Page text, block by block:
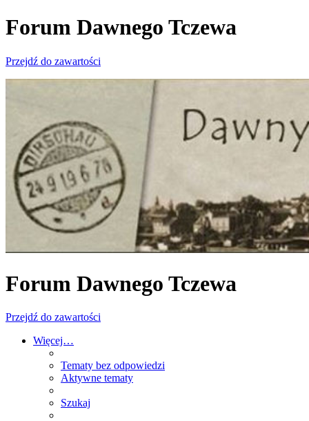
Forum Dawnego Tczewa
Przejdź do zawartości
Forum Dawnego Tczewa
Przejdź do zawartości
Więcej…
Tematy bez odpowiedzi
Aktywne tematy
Szukaj